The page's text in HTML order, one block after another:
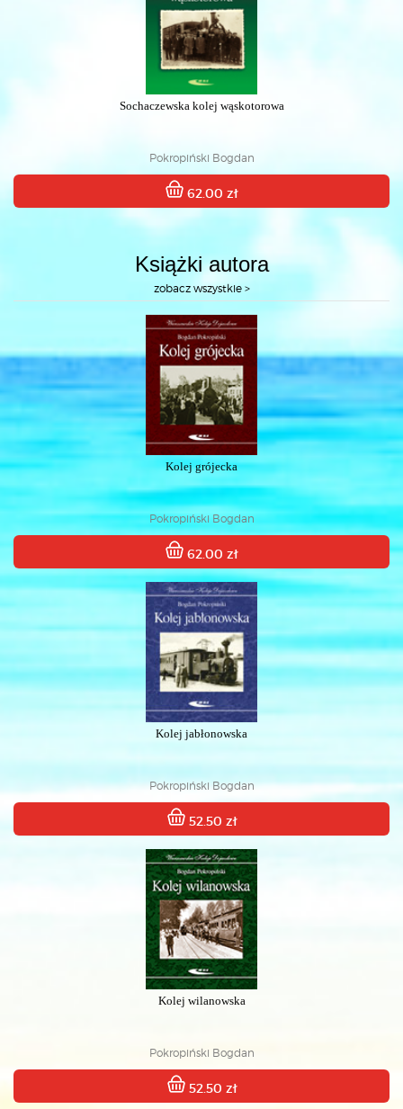
Sochaczewska kolej wąskotorowa
Pokropiński Bogdan
62.00 zł
Książki autora
zobacz wszystkie >
Kolej grójecka
Pokropiński Bogdan
62.00 zł
Kolej jabłonowska
Pokropiński Bogdan
52.50 zł
Kolej wilanowska
Pokropiński Bogdan
52.50 zł